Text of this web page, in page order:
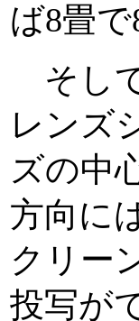
ば8畳
そし
レンズ
ズの中
方向に
クリー
投写が